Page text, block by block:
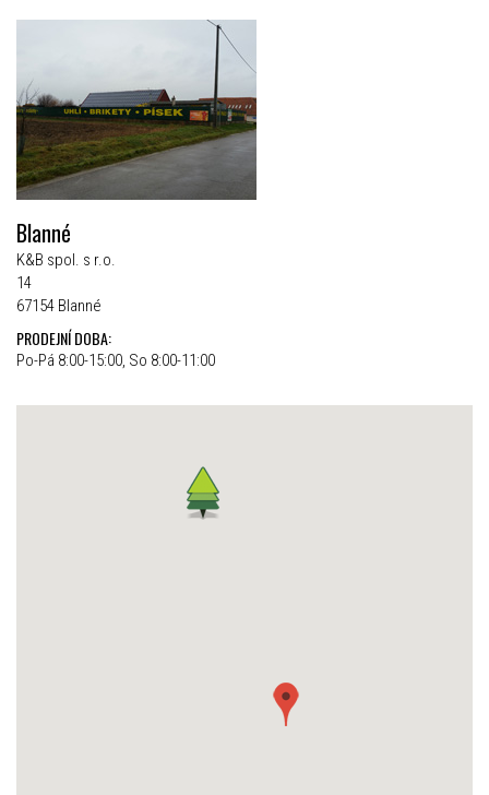
Blanné
K&B spol. s r.o.
14
67154 Blanné
PRODEJNÍ DOBA:
Po-Pá 8:00-15:00, So 8:00-11:00